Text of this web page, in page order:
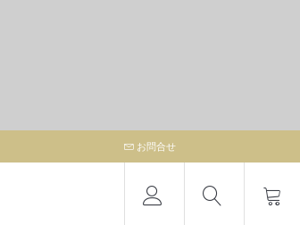
お問合せ